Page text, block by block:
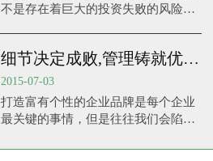
不是存在着巨大的投资失败的风险
细节决定成败,管理铸就优秀品牌
2015-07-03
打造富有个性的企业品牌是每个企业
最关键的事情，但是往往我们会陷入
够“轰”出一个品牌，但是那只是品牌